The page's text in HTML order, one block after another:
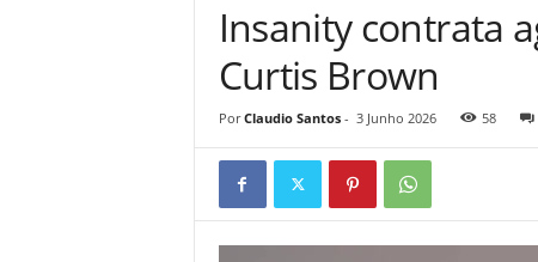
Insanity contrata
Curtis Brown
Por Claudio Santos- 3 Junho 2026 58